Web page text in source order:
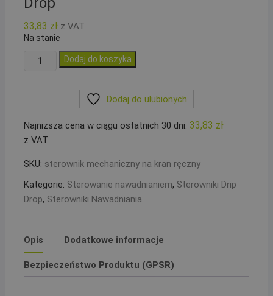
33,83 zł z VAT
Na stanie
ilość
wody
nakranowy
Drip
Dodaj do koszyka
Dodaj do ulubionych
Najniższa cena w ciągu ostatnich 30 dni: 33,83 zł
z VAT
SKU: sterownik mechaniczny na kran ręczny
Kategorie: Sterowanie nawadnianiem, Sterowniki Drip
Drop, Sterowniki Nawadniania
Opis Dodatkowe informacje
Bezpieczeństwo Produktu (GPSR)